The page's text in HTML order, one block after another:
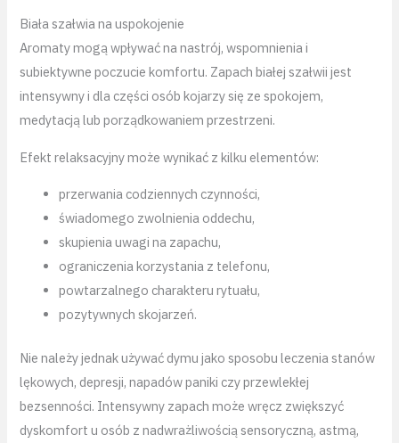
Biała szałwia na uspokojenie
Aromaty mogą wpływać na nastrój, wspomnienia i
subiektywne poczucie komfortu. Zapach białej szałwii jest
intensywny i dla części osób kojarzy się ze spokojem,
medytacją lub porządkowaniem przestrzeni.
Efekt relaksacyjny może wynikać z kilku elementów:
przerwania codziennych czynności,
świadomego zwolnienia oddechu,
skupienia uwagi na zapachu,
ograniczenia korzystania z telefonu,
powtarzalnego charakteru rytuału,
pozytywnych skojarzeń.
Nie należy jednak używać dymu jako sposobu leczenia stanów
lękowych, depresji, napadów paniki czy przewlekłej
bezsenności. Intensywny zapach może wręcz zwiększyć
dyskomfort u osób z nadwrażliwością sensoryczną, astmą,